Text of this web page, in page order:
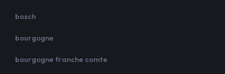
bosch
bourgogne
bourgogne franche comte